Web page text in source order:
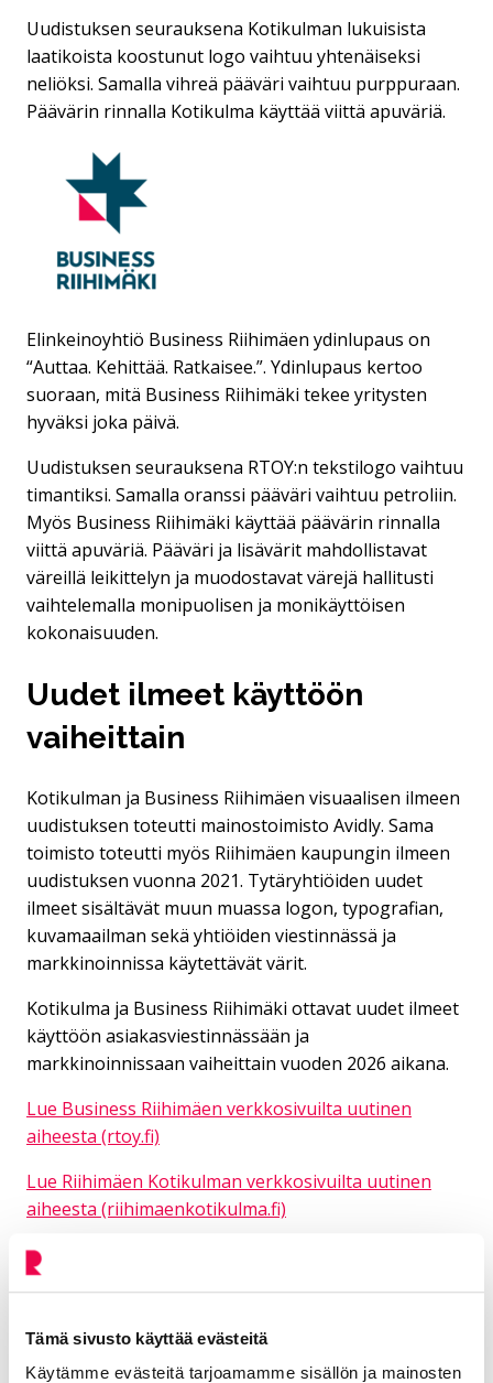
Tämä sivusto käyttää evästeitä
Käytämme evästeitä tarjoamamme sisällön ja mainosten
Uudistuksen seurauksena Kotikulman lukuisista
laatikoista koostunut logo vaihtuu yhtenäiseksi
neliöksi. Samalla vihreä pääväri vaihtuu purppuraan.
Päävärin rinnalla Kotikulma käyttää viittä apuväriä.
Elinkeinoyhtiö Business Riihimäen ydinlupaus on
“Auttaa. Kehittää. Ratkaisee.”. Ydinlupaus kertoo
suoraan, mitä Business Riihimäki tekee yritysten
hyväksi joka päivä.
Uudistuksen seurauksena RTOY:n tekstilogo vaihtuu
timantiksi. Samalla oranssi pääväri vaihtuu petroliin.
Myös Business Riihimäki käyttää päävärin rinnalla
viittä apuväriä. Pääväri ja lisävärit mahdollistavat
väreillä leikittelyn ja muodostavat värejä hallitusti
vaihtelemalla monipuolisen ja monikäyttöisen
kokonaisuuden.
Uudet ilmeet käyttöön
vaiheittain
Kotikulman ja Business Riihimäen visuaalisen ilmeen
uudistuksen toteutti mainostoimisto Avidly. Sama
toimisto toteutti myös Riihimäen kaupungin ilmeen
uudistuksen vuonna 2021. Tytäryhtiöiden uudet
ilmeet sisältävät muun muassa logon, typografian,
kuvamaailman sekä yhtiöiden viestinnässä ja
markkinoinnissa käytettävät värit.
Kotikulma ja Business Riihimäki ottavat uudet ilmeet
käyttöön asiakasviestinnässään ja
markkinoinnissaan vaiheittain vuoden 2026 aikana.
Lue Business Riihimäen verkkosivuilta uutinen
aiheesta (rtoy.fi)
Lue Riihimäen Kotikulman verkkosivuilta uutinen
aiheesta (riihimaenkotikulma.fi)
Yhteystiedot
Miettinen Mia